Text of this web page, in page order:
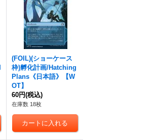
(FOIL)(ショーケース
枠)孵化計画/Hatching
Plans《日本語》【W
OT】
60円(税込)
在庫数 18枚